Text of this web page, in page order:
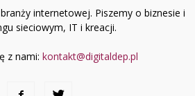
internetowej. Piszemy o biznesie i
sieciowym, IT i kreacji.
z nami: kontakt@digitaldep.pl